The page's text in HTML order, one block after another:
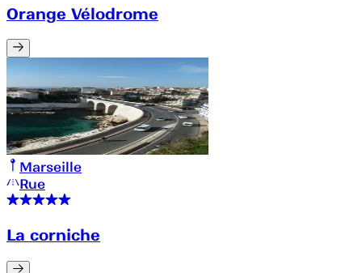
Orange Vélodrome
Marseille
Rue
La corniche